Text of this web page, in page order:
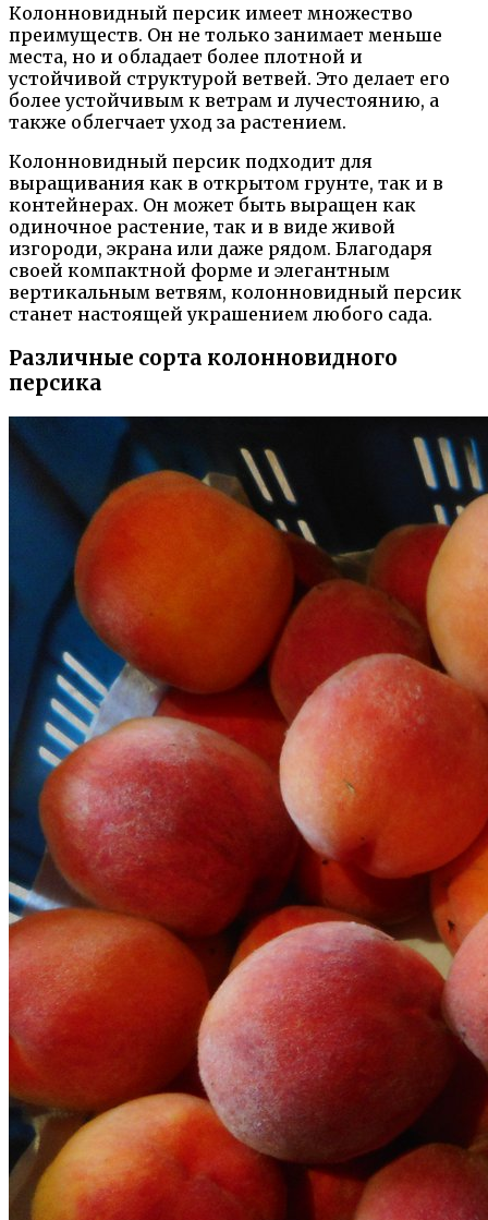
Колонновидный персик имеет множество
преимуществ. Он не только занимает меньше
места, но и обладает более плотной и
устойчивой структурой ветвей. Это делает его
более устойчивым к ветрам и лучестоянию, а
также облегчает уход за растением.
Колонновидный персик подходит для
выращивания как в открытом грунте, так и в
контейнерах. Он может быть выращен как
одиночное растение, так и в виде живой
изгороди, экрана или даже рядом. Благодаря
своей компактной форме и элегантным
вертикальным ветвям, колонновидный персик
станет настоящей украшением любого сада.
Различные сорта колонновидного
персика